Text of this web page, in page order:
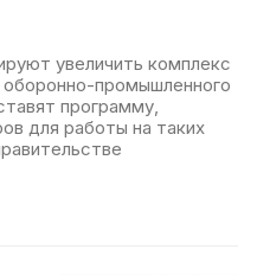
увеличить комплекс
промышленного
программу,
для работы на таких